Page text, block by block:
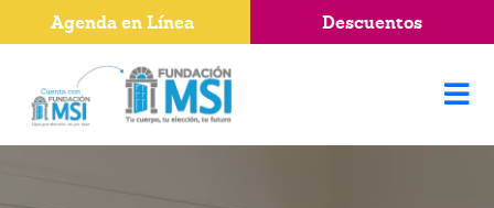
Agenda en Línea Descuentos